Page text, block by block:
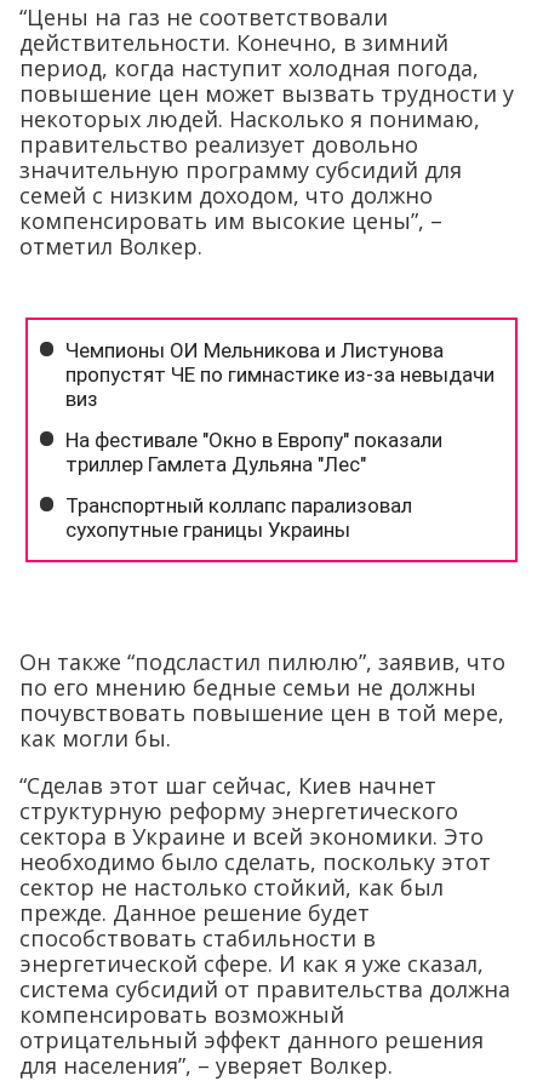
“Цены на газ не соответствовали
действительности. Конечно, в зимний
период, когда наступит холодная погода,
повышение цен может вызвать трудности у
некоторых людей. Насколько я понимаю,
правительство реализует довольно
значительную программу субсидий для
семей с низким доходом, что должно
компенсировать им высокие цены”, –
отметил Волкер.
Он также “подсластил пилюлю”, заявив, что
по его мнению бедные семьи не должны
почувствовать повышение цен в той мере,
как могли бы.
“Сделав этот шаг сейчас, Киев начнет
структурную реформу энергетического
сектора в Украине и всей экономики. Это
необходимо было сделать, поскольку этот
сектор не настолько стойкий, как был
прежде. Данное решение будет
способствовать стабильности в
энергетической сфере. И как я уже сказал,
система субсидий от правительства должна
компенсировать возможный
отрицательный эффект данного решения
для населения”, – уверяет Волкер.